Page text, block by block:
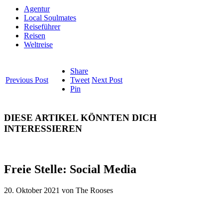
Agentur
Local Soulmates
Reiseführer
Reisen
Weltreise
Previous Post
Share
Tweet
Pin
Next Post
DIESE ARTIKEL KÖNNTEN DICH
INTERESSIEREN
Freie Stelle: Social Media
20. Oktober 2021 von The Rooses